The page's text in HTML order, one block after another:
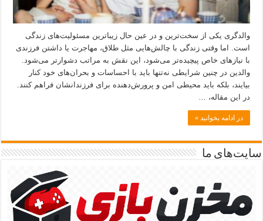
والدگری یکی از سخت‌ترین و در عین حال زیباترین مسئولیت‌های زندگی
است. اما وقتی زندگی با چالش‌هایی مثل طلاق، مهاجرت یا داشتن فرزندی
با نیازهای خاص پیچیده‌تر می‌شود، این نقش به مراتب دشوارتر می‌شود.
والدین در چنین شرایطی نه‌تنها باید با احساسات و بحران‌های خود کنار
بیایند، بلکه باید محیطی امن و پرورش‌دهنده برای فرزندانشان فراهم کنند.
در این مقاله، …
در ادامه بخوانید »
سایت‌های ما